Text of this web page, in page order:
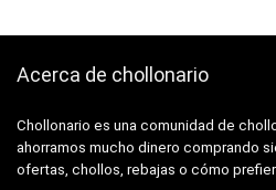
Acerca de chollonario
Chollonario es una comunidad de
ahorramos mucho dinero comprando
ofertas, chollos, rebajas o cómo